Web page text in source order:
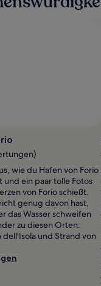
wie du Hafen von Forio
und ein paar tolle Fotos
von Forio schießt.
genug davon hast,
das Wasser schweifen
zu diesen Orten:
dell'Isola und Strand von